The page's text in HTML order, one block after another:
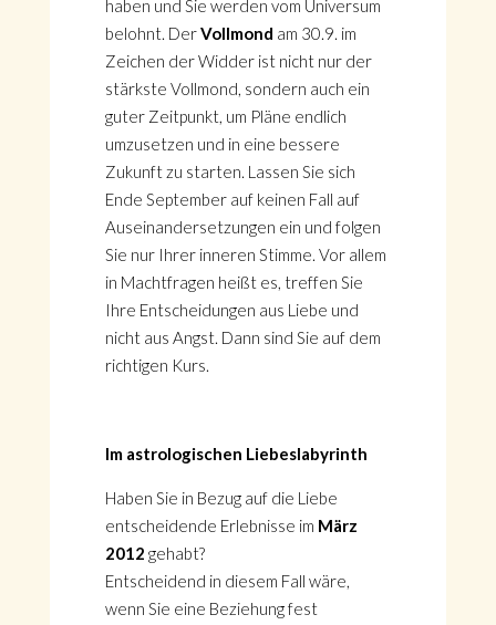
haben und Sie werden vom Universum
belohnt. DerVollmond am 30.9. im
Zeichen der Widder ist nicht nur der
stärkste Vollmond, sondern auch ein
guter Zeitpunkt, um Pläne endlich
umzusetzen und in eine bessere
Zukunft zu starten. Lassen Sie sich
Ende September auf keinen Fall auf
Auseinandersetzungen ein und folgen
Sie nur Ihrer inneren Stimme. Vor allem
in Machtfragen heißt es, treffen Sie
Ihre Entscheidungen aus Liebe und
nicht aus Angst. Dann sind Sie auf dem
richtigen Kurs.
Im astrologischen Liebeslabyrinth
Haben Sie in Bezug auf die Liebe
entscheidende Erlebnisse im März
2012 gehabt?
Entscheidend in diesem Fall wäre,
wenn Sie eine Beziehung fest